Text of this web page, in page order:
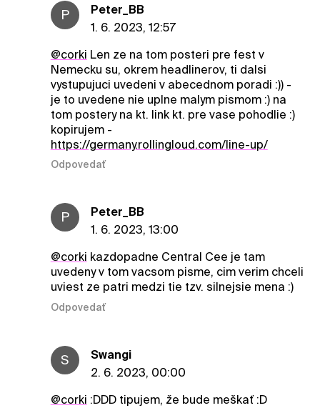
P
Peter_BB
1. 6. 2023, 12:57
@corki Len ze na tom posteri pre fest v
Nemecku su, okrem headlinerov, ti dalsi
vystupujuci uvedeni v abecednom poradi :)) -
je to uvedene nie uplne malym pismom :) na
tom postery na kt. link kt. pre vase pohodlie :)
kopirujem -
https://germany.rollingloud.com/line-up/
Odpovedať
P
Peter_BB
1. 6. 2023, 13:00
@corki kazdopadne Central Cee je tam
uvedeny v tom vacsom pisme, cim verim chceli
uviest ze patri medzi tie tzv. silnejsie mena :)
Odpovedať
S
Swangi
2. 6. 2023, 00:00
@corki :DDD tipujem, že bude meškať :D